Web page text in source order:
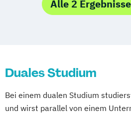
Mainz Münster Stuttgart
Alle 2
Duales Studium
Bei einem dualen Studium
und wirst parallel von einem